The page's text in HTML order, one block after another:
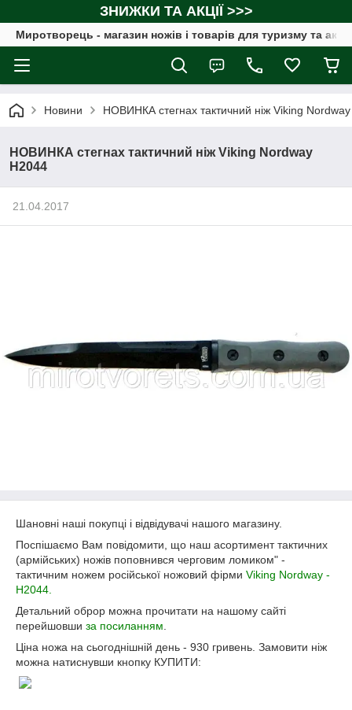
ЗНИЖКИ ТА АКЦІЇ >>>
Миротворець - магазин ножів і товарів для туризму та
Новини НОВИНКА стегнах тактичний ніж Viking
НОВИНКА стегнах тактичний ніж Viking Nordway
H2044
21.04.2017
Шановні наші покупці і відвідувачі нашого магазину.
Поспішаємо Вам повідомити, що наш асортимент тактичних
(армійських) ножів поповнився черговим ломиком" -
тактичним ножем російської ножовий фірми Viking Nordway -
H2044.
Детальний оброр можна прочитати на нашому сайті
перейшовши за посиланням
Ціна ножа на сьогоднішній день - 930 гривень. Замовити ніж
можна натиснувши кнопку КУПИТИ: